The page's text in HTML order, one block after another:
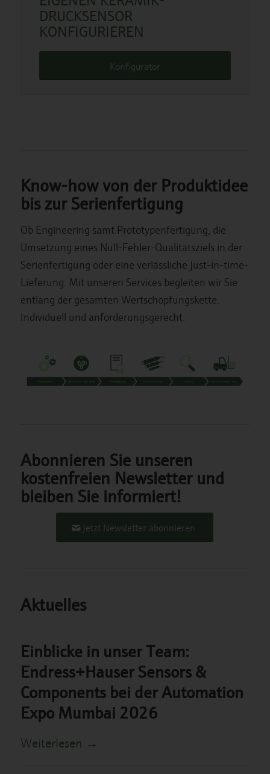
DRUCKSENSOR
KONFIGURIEREN
Konfigurator
Know-how von der Produktidee
bis zur Serienfertigung
Ob Engineering samt Prototypenfertigung, die
Umsetzung eines Null-Fehler-Qualitätsziels in der
Serienfertigung oder eine verlässliche Just-in-time-
Lieferung: Mit unseren Services begleiten wir Sie
entlang der gesamten Wertschöpfungskette.
Individuell und anforderungsgerecht.
Abonnieren Sie unseren
kostenfreien Newsletter und
bleiben Sie informiert!
Jetzt Newsletter abonnieren
Aktuelles
Einblicke in unser Team:
Endress+Hauser Sensors &
Components bei der Automation
Expo Mumbai 2026
Weiterlesen →